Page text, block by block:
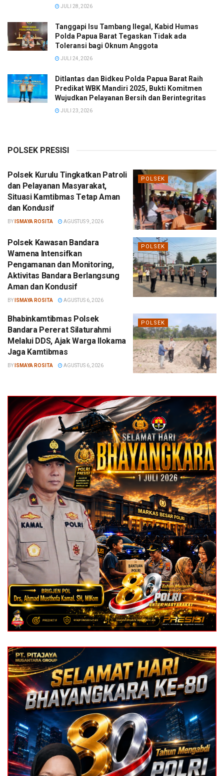
JULI 28, 2026
Tanggapi Isu Tambang Ilegal, Kabid Humas
Polda Papua Barat Tegaskan Tidak ada
Toleransi bagi Oknum Anggota
JULI 24, 2026
Ditlantas dan Bidkeu Polda Papua Barat Raih
Predikat WBK Mandiri 2025, Bukti Komitmen
Wujudkan Pelayanan Bersih dan Berintegritas
JULI 23, 2026
POLSEK PRESISI
POLSEK
Polsek Kurulu Tingkatkan Patroli
dan Pelayanan Masyarakat,
Situasi Kamtibmas Tetap Aman
dan Kondusif
BY ISMAYA ROSITA AGUSTUS 9, 2026
POLSEK
Polsek Kawasan Bandara
Wamena Intensifkan
Pengamanan dan Monitoring,
Aktivitas Bandara Berlangsung
Aman dan Kondusif
BY ISMAYA ROSITA AGUSTUS 6, 2026
POLSEK
Bhabinkamtibmas Polsek
Bandara Pererat Silaturahmi
Melalui DDS, Ajak Warga Ilokama
Jaga Kamtibmas
BY ISMAYA ROSITA AGUSTUS 6, 2026